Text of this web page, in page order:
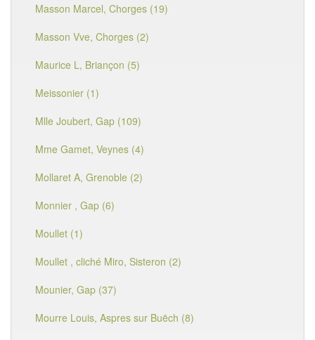
Masson Marcel, Chorges (19)
Masson Vve, Chorges (2)
Maurice L, Briançon (5)
Meissonier (1)
Mlle Joubert, Gap (109)
Mme Gamet, Veynes (4)
Mollaret A, Grenoble (2)
Monnier , Gap (6)
Moullet (1)
Moullet , cliché Miro, Sisteron (2)
Mounier, Gap (37)
Mourre Louis, Aspres sur Buëch (8)